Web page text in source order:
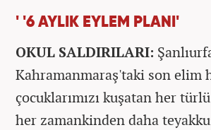
' '6 AYLIK EYLEM PLANI'
OKUL SALDIRILARI:
Kahramanmaraş'taki son elim
çocuklarımızı kuşatan her
her zamankinden daha